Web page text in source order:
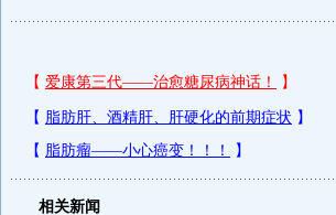
相关新闻